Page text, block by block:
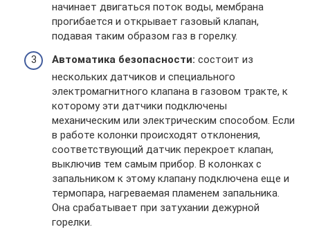
начинает двигаться поток воды, мембрана
прогибается и открывает газовый клапан,
подавая таким образом газ в горелку.
Автоматика безопасности: состоит из
нескольких датчиков и специального
электромагнитного клапана в газовом тракте, к
которому эти датчики подключены
механическим или электрическим способом. Если
в работе колонки происходят отклонения,
соответствующий датчик перекроет клапан,
выключив тем самым прибор. В колонках с
запальником к этому клапану подключена еще и
термопара, нагреваемая пламенем запальника.
Она срабатывает при затухании дежурной
горелки.